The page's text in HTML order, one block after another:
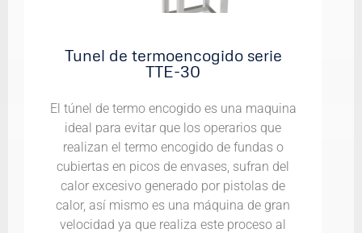
Tunel de termoencogido serie
TTE-30
El túnel de termo encogido es una maquina
ideal para evitar que los operarios que
realizan el termo encogido de fundas o
cubiertas en picos de envases, sufran del
calor excesivo generado por pistolas de
calor, así mismo es una máquina de gran
velocidad ya que realiza este proceso al